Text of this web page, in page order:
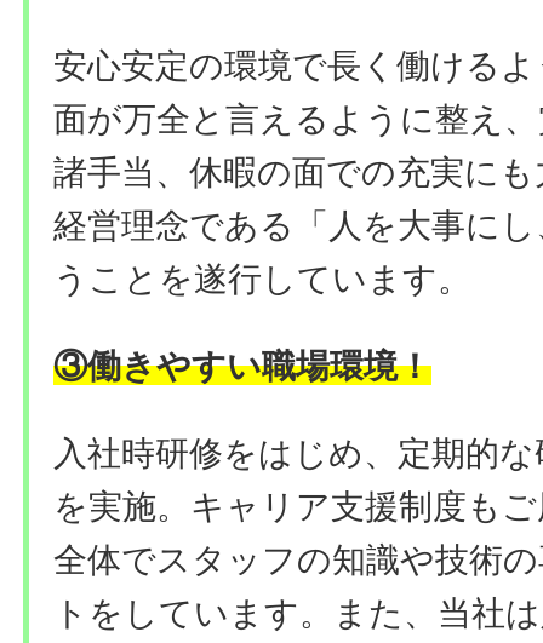
安心安定の環境で長く働ける
面が万全と言えるように整え
諸手当、休暇の面での充実に
経営理念である「人を大事に
うことを遂行しています。
③働きやすい職場環境！
入社時研修をはじめ、定期的
を実施。キャリア支援制度も
全体でスタッフの知識や技術
トをしています。また、当社